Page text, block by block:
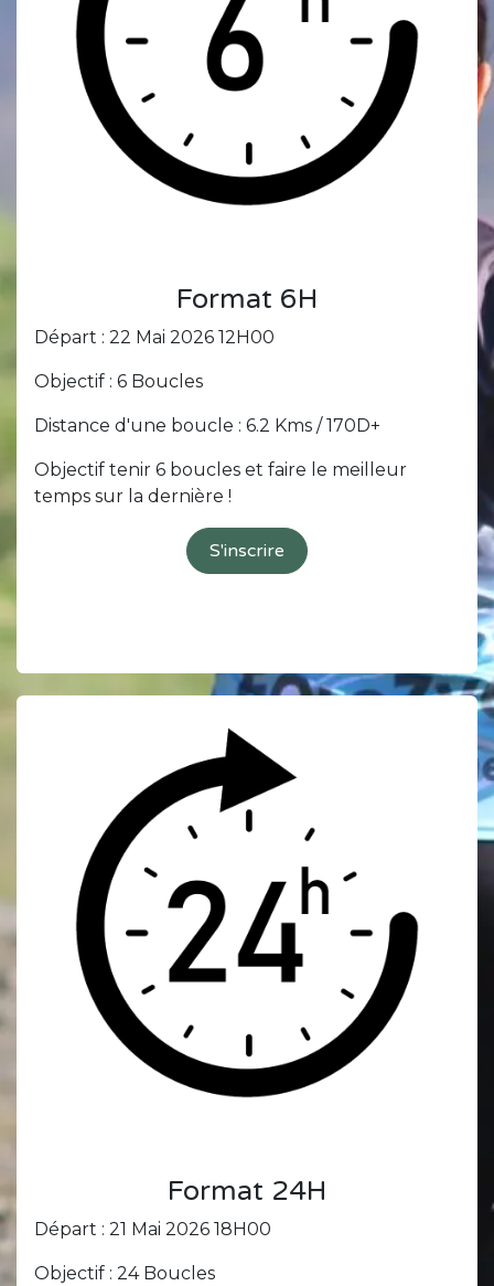
Format 6H
Départ : 22 Mai 2026 12H00
Objectif : 6 Boucles
Distance d'une boucle : 6.2 Kms / 170D+
Objectif tenir 6 boucles et faire le meilleur
temps sur la dernière !
S'inscrire
Format 24H
Départ : 21 Mai 2026 18H00
Objectif : 24 Boucles